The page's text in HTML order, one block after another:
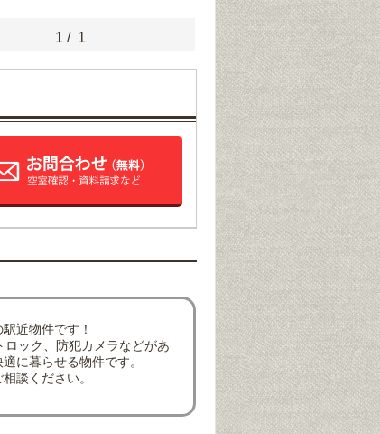
1 / 1
近物件です！
ック、防犯カメラなどがあ
に暮らせる物件です。
談ください。